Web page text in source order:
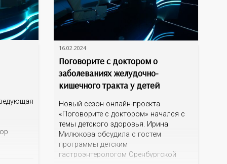
16.02.2024
Поговорите с доктором о
заболеваниях желудочно-
кишечного тракта у детей
Новый сезон онлайн-проекта
«Поговорите с доктором» начался с
темы детского здоровья. Ирина
Милюкова обсудила с гостем
программы детским
гастроэнтерологом Оренбургской